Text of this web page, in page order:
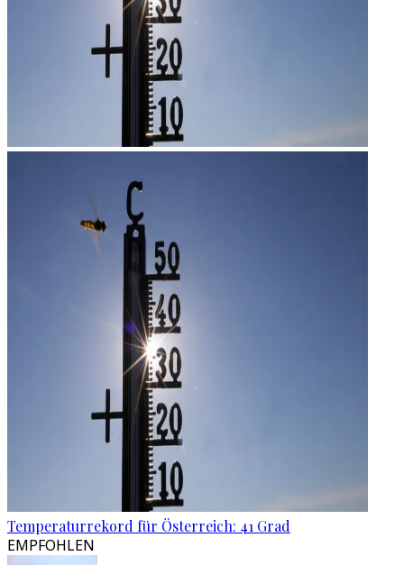
Temperaturrekord für Österreich: 41 Grad
EMPFOHLEN